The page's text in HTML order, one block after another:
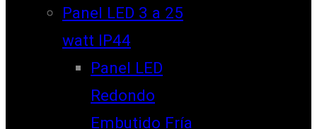
Panel LED 3 a 25
watt IP44
Panel LED
Redondo
Embutido Fría